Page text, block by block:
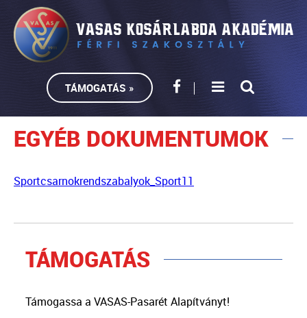
TÁMOGATÁS »
EGYÉB DOKUMENTUMOK
Sportcsarnokrendszabalyok_Sport11
TÁMOGATÁS
Támogassa a VASAS-Pasarét Alapítványt!